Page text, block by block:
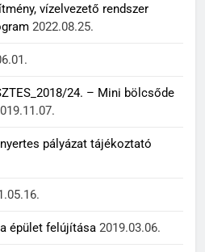
vízelvezető rendszer
2022.08.25.
24. – Mini bölcsőde
nyertes pályázat tájékoztató
épület felújítása 2019.03.06.